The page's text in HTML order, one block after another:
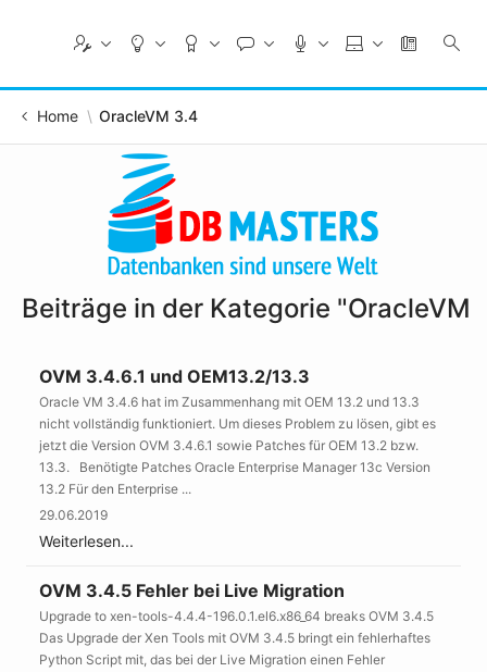
Home OracleVM 3.4
Beiträge in der Kategorie "OracleVM
OVM 3.4.6.1 und OEM13.2/13.3
Oracle VM 3.4.6 hat im Zusammenhang mit OEM 13.2 und 13.3
nicht vollständig funktioniert. Um dieses Problem zu lösen, gibt es
jetzt die Version OVM 3.4.6.1 sowie Patches für OEM 13.2 bzw.
13.3. Benötigte Patches Oracle Enterprise Manager 13c Version
13.2 Für den Enterprise ...
29.06.2019
Weiterlesen...
OVM 3.4.5 Fehler bei Live Migration
Upgrade to xen-tools-4.4.4-196.0.1.el6.x86_64 breaks OVM 3.4.5
Das Upgrade der Xen Tools mit OVM 3.4.5 bringt ein fehlerhaftes
Python Script mit, das bei der Live Migration einen Fehler